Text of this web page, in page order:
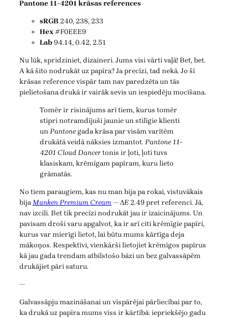
Pantone 11-4201 krāsas references
sRGB240, 238, 233
Hex#F0EEE9
Lab94.14, 0.42, 2.51
Nu lūk, spridziniet, dizaineri. Jums visi vārti vaļā! Bet, bet.
A kā šito nodrukāt uz papīra? Ja precīzi, tad nekā. Jo šī
krāsas reference vispār tam nav paredzēta un tās
pielietošana drukā ir vairāk sevis un iespiedēju mocīšana.
Tomēr ir risinājums arī tiem, kurus tomēr
stipri notramdījuši jaunie un stilīgie klienti
unPantonegada krāsa par visām varītēm
drukātā veidā nāksies izmantot. Pantone 11-
4201 Cloud Dancertonis ir ļoti, ļoti tuvs
klasiskam, krēmīgam papīram, kuru lieto
grāmatās.
No tiem paraugiem, kas nu man bija pa rokai, vistuvākais
bijaMunken Premium Cream— ΔE2.49 pret referenci. Jā,
nav izcili. Bet tik precīzi nodrukāt jau ir izaicinājums. Un
pavisam droši varu apgalvot, ka ir arī citi krēmīgie papīri,
kurus var mierīgi lietot, lai būtu mums kārtīga deja
mākoņos. Respektīvi, vienkārši lietojiet krēmīgos papīrus
kā jau gada trendam atbilstošo bāzi un bez galvassāpēm
drukājiet pāri saturu.
—
Galvassāpju mazināšanai un vispārējai pārliecībai par to,
ka drukā uz papīra mums viss ir kārtībā: iepriekšējo gadu